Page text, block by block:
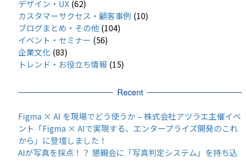
デザイン・UX (62)
カスタマーサクセス・顧客事例 (10)
ブログまとめ・その他 (104)
イベント・セミナー (56)
企業文化 (83)
トレンド・お役立ち情報 (15)
Recent
Figma × AI を現場でどう使うか – 株式会社アツラエ主催イベ
ント「Figma × AIで実現する、エンタープライズ開発のこれ
から」に登壇しました！
AIが写真を採点！？ 懇親会に「写真判定システム」を持ち込